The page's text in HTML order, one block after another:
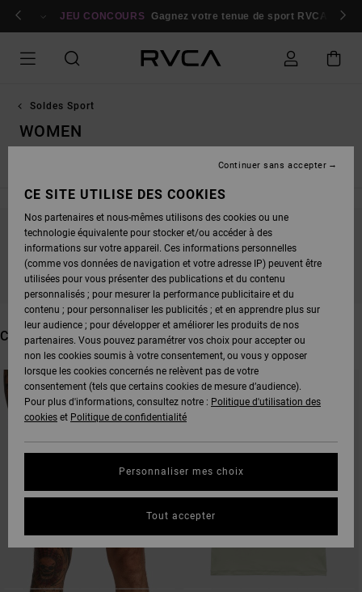
GRILLE
Se connecter / s'inscrire
JEU CONCOURS Gagnez votre tenue de sport RVCA
Soldes Sport
WOMEN
Bas de Sport Homme Hauts de
NE PARTEZ PAS TROP LOIN, NOS PRODUITS
SERONT BIENTÔT DE RETOUR
CES PRODUITS POURRAIENT VOUS PLAIRE
PASSER
CRITÈRES
DE
FILTRAGE
ALLER
TRIER
PAR
CE SITE UTILISE DES COOKIES
Nos partenaires et nous-mêmes utilisons des cookies ou une
technologie équivalente pour stocker et/ou accéder à des
informations sur votre appareil. Ces informations personnelles
(comme vos données de navigation et votre adresse IP) peuvent être
utilisées pour vous présenter des publications et du contenu
personnalisés ; pour mesurer la performance publicitaire et du
contenu ; pour personnaliser les publicités ; et en apprendre plus sur
leur audience ; pour développer et améliorer les produits de nos
partenaires. Vous pouvez paramétrer vos choix pour accepter ou
non les cookies soumis à votre consentement, ou vous y opposer
lorsque les cookies concernés ne relèvent pas de votre
consentement (tels que certains cookies de mesure d’audience).
Pour plus d'informations, consultez notre : Politique d'utilisation des
cookies et Politique de confidentialité
Personnaliser mes choix
Continuer sans accepter
Tout accepter